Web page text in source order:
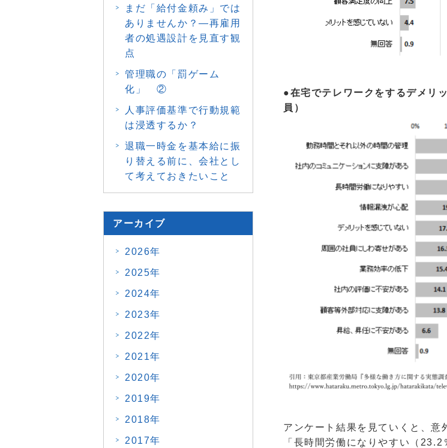
●在宅でテレワークをするデメリ
員）
アンケート結果を見ていくと、意
「長時間労働になりやすい（
まだ「給付金頼み」では
ありませんか？―再雇用
者の処遇設計を見直す観
点
管理職の「罰ゲーム
化」 ②
人事評価基準で行動規範
は浸透するか？
退職一時金を基本給に振
り替える前に、会社とし
て考えておきたいこと
アーカイブ
2026年
2025年
2024年
2023年
2022年
2021年
2020年
2019年
2018年
2017年